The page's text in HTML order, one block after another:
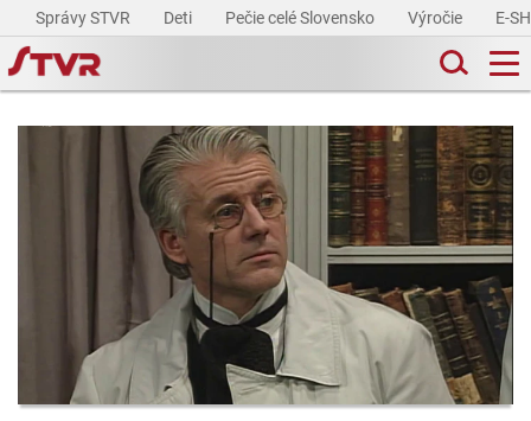
Správy STVR Deti Pečie celé Slovensko Výročie E-